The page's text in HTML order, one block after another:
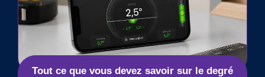
Tout ce que vous devez savoir sur le degré